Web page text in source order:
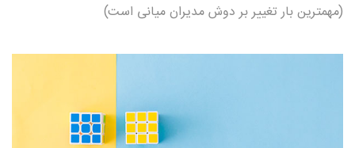
(مهمترین بار تغییر بر دوش مدیران میانی است)